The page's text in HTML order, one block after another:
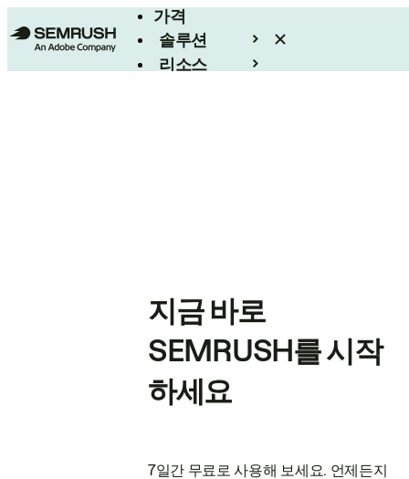
가격
솔루션
리소스
지금 바로
SEMRUSH를 시작
하세요
7일간 무료로 사용해 보세요. 언제든지